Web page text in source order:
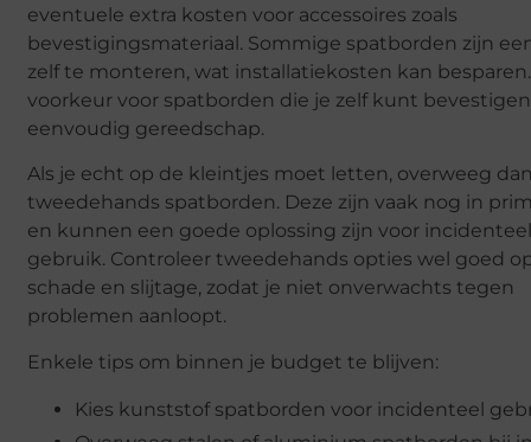
eventuele extra kosten voor accessoires zoals
bevestigingsmateriaal. Sommige spatborden zijn
zelf te monteren, wat installatiekosten kan
voorkeur voor spatborden die je zelf kunt
eenvoudig gereedschap.
Als je echt op de kleintjes moet letten, overweeg
tweedehands spatborden. Deze zijn vaak nog in
en kunnen een goede oplossing zijn voor
gebruik. Controleer tweedehands opties wel goed
schade en slijtage, zodat je niet onverwachts tegen
problemen aanloopt.
Enkele tips om binnen je budget te blijven:
Kies kunststof spatborden voor incidenteel